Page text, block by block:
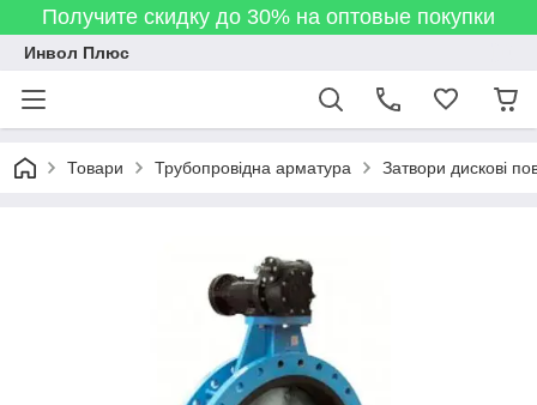
Получите скидку до 30% на оптовые покупки
Инвол Плюс
Товари Трубопровідна арматура Затвори дискові